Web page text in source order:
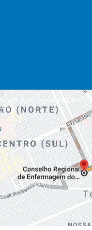
PI está presente em